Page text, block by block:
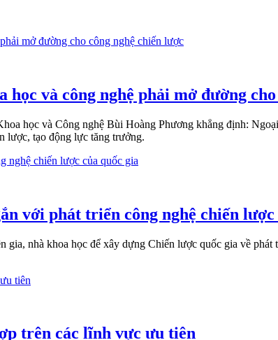
và công nghệ phải mở đường
học và Công nghệ Bùi Hoàng Phương khẳng định:
lược, tạo động lực tăng trưởng.
với phát triển công nghệ chiến lược
nhà khoa học để xây dựng Chiến lược quốc gia về
trên các lĩnh vực ưu tiên